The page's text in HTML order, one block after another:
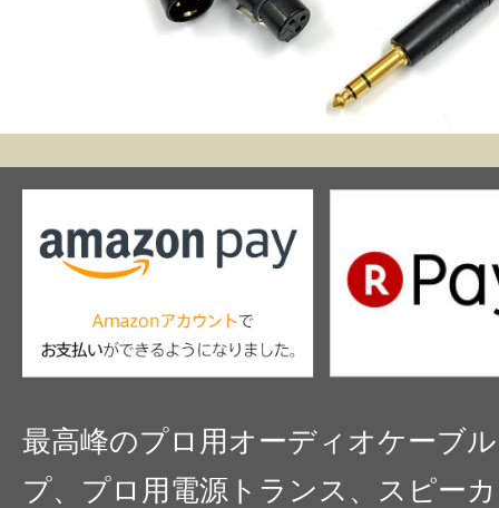
最高峰のプロ用オーディオケーブ
プ、プロ用電源トランス、スピー